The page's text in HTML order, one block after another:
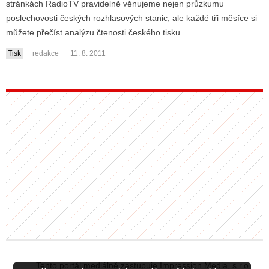
TELEVIZE
INTERNET
RÁDIA
STRÁNKY RÁDIÍ
STRÁNKY TV
stránkách RadioTV pravidelně věnujeme nejen průzkumu
poslechovosti českých rozhlasových stanic, ale každé tři měsíce si
můžete přečíst analýzu čtenosti českého tisku...
Tisk redakce 11. 8. 2011
Tento portál mediálně zastupuje Impression Media, s.r.o.